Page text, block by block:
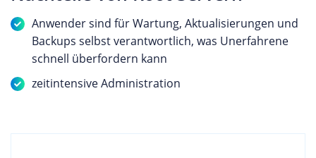
Anwender sind für Wartung, Aktualisierungen und
Backups selbst verantwortlich, was Unerfahrene
schnell überfordern kann
zeitintensive Administration